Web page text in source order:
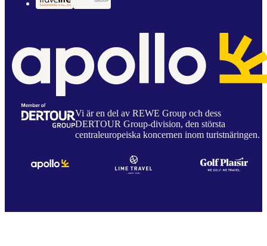
Vi är en del av REWE Group och dess
DERTOUR Group-division, den största
centraleuropeiska koncernen inom turistnäringen.